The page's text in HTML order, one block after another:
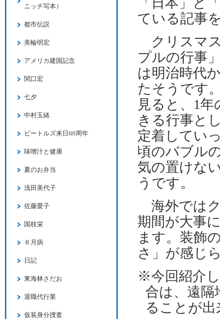
ている記事
クリスマ
プルの行事
は明治時代
たそうです
見ると、 1年
きる行事と
定着してい
頃のバブル
気の置けな
うです。
海外では
期間が大事
ます。装飾
さ」が感じ
※今回紹介
合は、遠隔
ることが
ニッチ写本）
都市伝説
美輪明宏
アメリカ建国記念
関口宏
七夕
中村玉緒
ビートルズ来日60周年
味噌汁と健康
夏のお弁当
浅田美代子
佐藤愛子
国枝栄
６月病
日記
東海林さだお
退職代行業
仮装身分捜査